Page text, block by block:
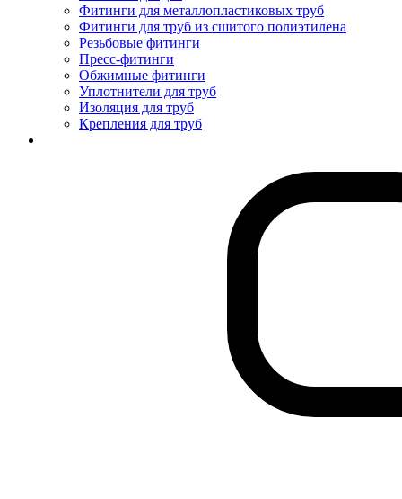
Фитинги для металлопластиковых труб
Фитинги для труб из сшитого полиэтилена
Резьбовые фитинги
Пресс-фитинги
Обжимные фитинги
Уплотнители для труб
Изоляция для труб
Крепления для труб